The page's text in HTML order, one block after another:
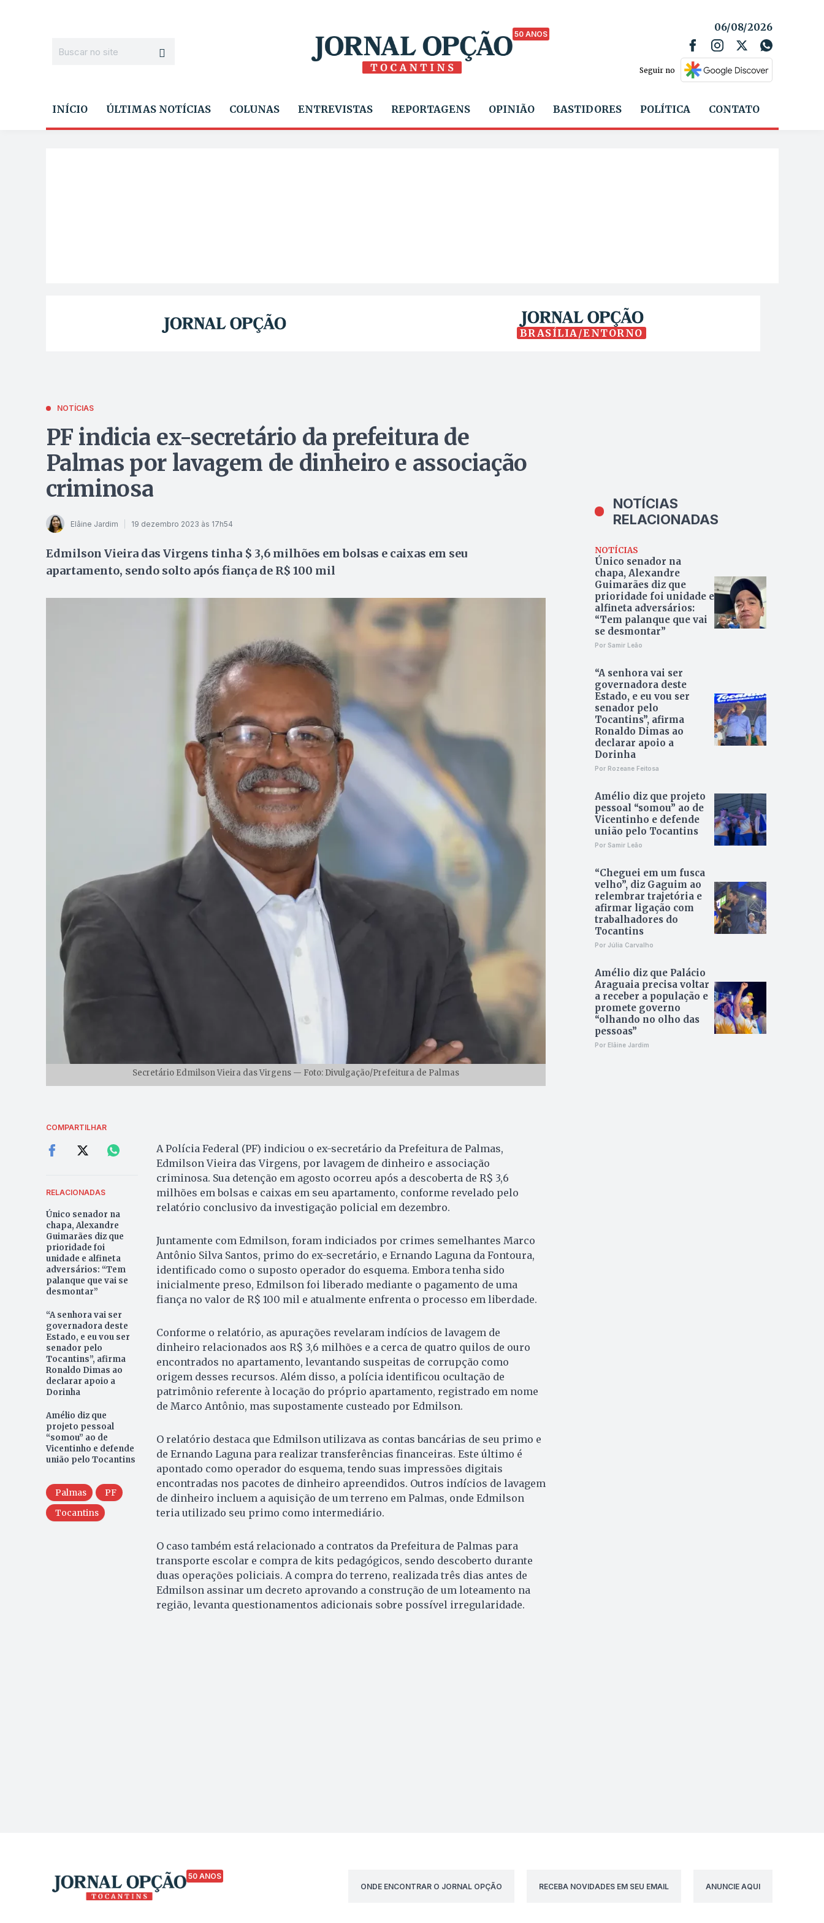
50 ANOS
06/08/2026
Seguir no
INÍCIO ÚLTIMAS NOTÍCIAS COLUNAS ENTREVISTAS REPORTAGENS OPINIÃO BASTIDORES POLÍTICA CONTATO
BRASÍLIA/ENTORNO
NOTÍCIAS
PF indicia ex-secretário da prefeitura de
Palmas por lavagem de dinheiro e associação
criminosa
Elâine Jardim 19 dezembro 2023 às 17h54
Edmilson Vieira das Virgens tinha $ 3,6 milhões em bolsas e caixas em seu
apartamento, sendo solto após fiança de R$ 100 mil
Secretário Edmilson Vieira das Virgens — Foto: Divulgação/Prefeitura de Palmas
COMPARTILHAR
RELACIONADAS
Único senador na
chapa, Alexandre
Guimarães diz que
prioridade foi
unidade e alfineta
adversários: “Tem
palanque que vai se
desmontar”
“A senhora vai ser
governadora deste
Estado, e eu vou ser
senador pelo
Tocantins”, afirma
Ronaldo Dimas ao
declarar apoio a
Dorinha
Amélio diz que
projeto pessoal
“somou” ao de
Vicentinho e defende
união pelo Tocantins
Palmas
PF
Tocantins
A Polícia Federal (PF) indiciou o ex-secretário da Prefeitura de Palmas,
Edmilson Vieira das Virgens, por lavagem de dinheiro e associação
criminosa. Sua detenção em agosto ocorreu após a descoberta de R$ 3,6
milhões em bolsas e caixas em seu apartamento, conforme revelado pelo
relatório conclusivo da investigação policial em dezembro.
Juntamente com Edmilson, foram indiciados por crimes semelhantes Marco
Antônio Silva Santos, primo do ex-secretário, e Ernando Laguna da Fontoura,
identificado como o suposto operador do esquema. Embora tenha sido
inicialmente preso, Edmilson foi liberado mediante o pagamento de uma
fiança no valor de R$ 100 mil e atualmente enfrenta o processo em liberdade.
Conforme o relatório, as apurações revelaram indícios de lavagem de
dinheiro relacionados aos R$ 3,6 milhões e a cerca de quatro quilos de ouro
encontrados no apartamento, levantando suspeitas de corrupção como
origem desses recursos. Além disso, a polícia identificou ocultação de
patrimônio referente à locação do próprio apartamento, registrado em nome
de Marco Antônio, mas supostamente custeado por Edmilson.
O relatório destaca que Edmilson utilizava as contas bancárias de seu primo e
de Ernando Laguna para realizar transferências financeiras. Este último é
apontado como operador do esquema, tendo suas impressões digitais
encontradas nos pacotes de dinheiro apreendidos. Outros indícios de lavagem
de dinheiro incluem a aquisição de um terreno em Palmas, onde Edmilson
teria utilizado seu primo como intermediário.
O caso também está relacionado a contratos da Prefeitura de Palmas para
transporte escolar e compra de kits pedagógicos, sendo descoberto durante
duas operações policiais. A compra do terreno, realizada três dias antes de
Edmilson assinar um decreto aprovando a construção de um loteamento na
região, levanta questionamentos adicionais sobre possível irregularidade.
NOTÍCIAS
RELACIONADAS
NOTÍCIAS
Único senador na
chapa, Alexandre
Guimarães diz que
prioridade foi unidade e
alfineta adversários:
“Tem palanque que vai
se desmontar”
Por Samir Leão
“A senhora vai ser
governadora deste
Estado, e eu vou ser
senador pelo
Tocantins”, afirma
Ronaldo Dimas ao
declarar apoio a
Dorinha
Por Rozeane Feitosa
Amélio diz que projeto
pessoal “somou” ao de
Vicentinho e defende
união pelo Tocantins
Por Samir Leão
“Cheguei em um fusca
velho”, diz Gaguim ao
relembrar trajetória e
afirmar ligação com
trabalhadores do
Tocantins
Por Júlia Carvalho
Amélio diz que Palácio
Araguaia precisa voltar
a receber a população e
promete governo
“olhando no olho das
pessoas”
Por Elâine Jardim
50 ANOS
ONDE ENCONTRAR O JORNAL OPÇÃO
RECEBA NOVIDADES EM SEU EMAIL ANUNCIE AQUI